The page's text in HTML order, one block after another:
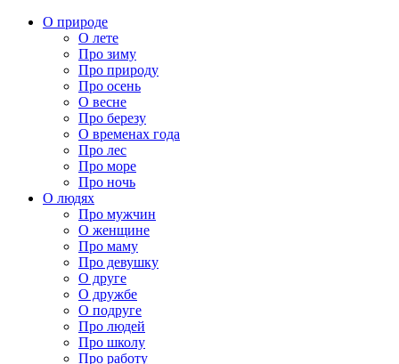
О природе
О лете
Про зиму
Про природу
Про осень
О весне
Про березу
О временах года
Про лес
Про море
Про ночь
О людях
Про мужчин
О женщине
Про маму
Про девушку
О друге
О дружбе
О подруге
Про людей
Про школу
Про работу